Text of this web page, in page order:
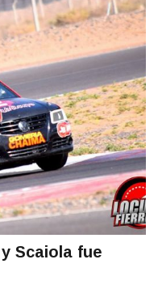
Scaiola fue